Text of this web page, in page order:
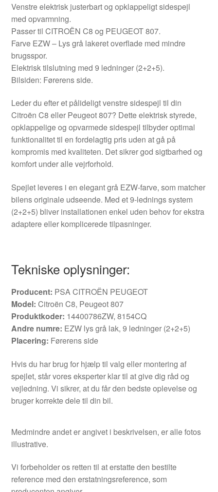
Venstre elektrisk justerbart og opklappeligt sidespejl
med opvarmning.
Passer til CITROËN C8 og PEUGEOT 807.
Farve EZW – Lys grå lakeret overflade med mindre
brugsspor.
Elektrisk tilslutning med 9 ledninger (2+2+5).
Bilsiden: Førerens side.
Leder du efter et pålideligt venstre sidespejl til din
Citroën C8 eller Peugeot 807? Dette elektrisk styrede,
opklappelige og opvarmede sidespejl tilbyder optimal
funktionalitet til en fordelagtig pris uden at gå på
kompromis med kvaliteten. Det sikrer god sigtbarhed og
komfort under alle vejrforhold.
Spejlet leveres i en elegant grå EZW-farve, som matcher
bilens originale udseende. Med et 9-lednings system
(2+2+5) bliver installationen enkel uden behov for ekstra
adaptere eller komplicerede tilpasninger.
Tekniske oplysninger:
Producent: PSA CITROËN PEUGEOT
Model: Citroën C8, Peugeot 807
Produktkoder: 14400786ZW, 8154CQ
Andre numre: EZW lys grå lak, 9 ledninger (2+2+5)
Placering: Førerens side
Hvis du har brug for hjælp til valg eller montering af
spejlet, står vores eksperter klar til at give dig råd og
vejledning. Vi sikrer, at du får den bedste oplevelse og
bruger korrekte dele til din bil.
Medmindre andet er angivet i beskrivelsen, er alle fotos
illustrative.
Vi forbeholder os retten til at erstatte den bestilte
reference med den erstatningsreference, som